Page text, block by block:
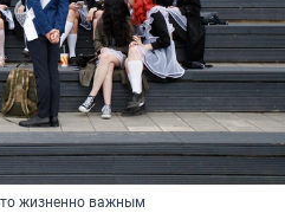
жизненно важным